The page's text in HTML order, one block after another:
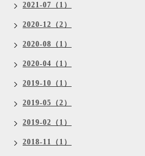
2021-07（1）
2020-12（2）
2020-08（1）
2020-04（1）
2019-10（1）
2019-05（2）
2019-02（1）
2018-11（1）